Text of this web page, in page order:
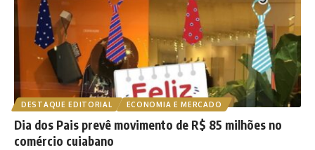
DESTAQUE EDITORIAL ECONOMIA E MERCADO
Dia dos Pais prevê movimento de R$ 85 milhões no
comércio cuiabano